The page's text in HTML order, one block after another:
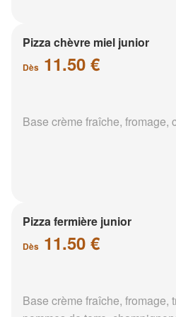
Pizza chèvre miel junior
Dès 11.50 €
Base crème fraîche, fromage,
Pizza fermière junior
Dès 11.50 €
Base crème fraîche, fromage,